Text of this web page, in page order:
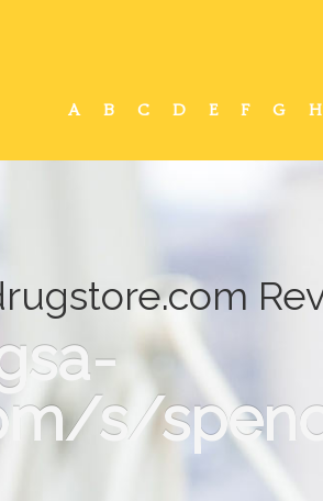
A B C D E F G H
s/